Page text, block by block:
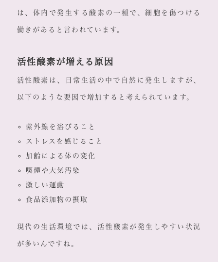
は、体内で発生する酸素の一種で、細胞を傷つける
働きがあると言われています。
活性酸素が増える原因
活性酸素は、日常生活の中で自然に発生しますが、
以下のような要因で増加すると考えられています。
紫外線を浴びること
ストレスを感じること
加齢による体の変化
喫煙や大気汚染
激しい運動
食品添加物の摂取
現代の生活環境では、活性酸素が発生しやすい状況
が多いんですね。